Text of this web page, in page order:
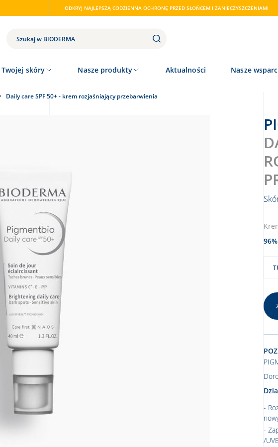
ODKRYJ NAJLEPSZĄ CODZIENNA OCHRONĘ PRZED SŁOŃCEM I ZANIECZYSZCZENIAMI
WYSZUKIWANIA
skóry Nasze produkty Aktualności Nasze
Daily care SPF 50+ - krem rozjaśniający przebarwienia
/